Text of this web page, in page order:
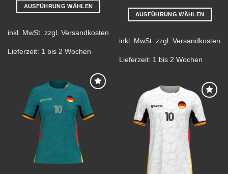
AUSFÜHRUNG WÄHLEN
Produkt
mehrere
Die
Optionen
können
auf
Produktseite
gewählt
werden
inkl. MwSt. zzgl. Versandkosten
Lieferzeit: 1 bis 2 Wochen
AUSFÜHRUNG WÄHLEN
Produkt
mehrere
Die
Optionen
können
auf
der
Produktseite
gewählt
werden
inkl. MwSt. zzgl. Versandkosten
Lieferzeit: 1 bis 2 Wochen
Add to
wishlist
Add to
wishlist